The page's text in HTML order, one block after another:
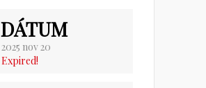
DÁTUM
2025 nov 20
Expired!